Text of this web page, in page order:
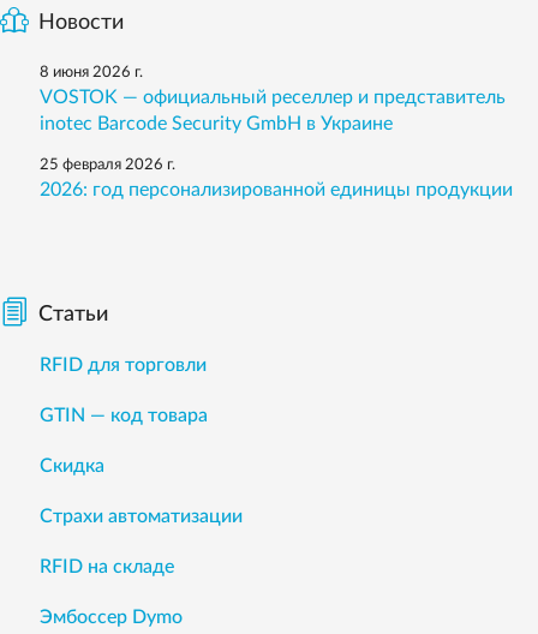
Новости
8 июня 2026 г.
VOSTOK — официальный реселлер и представитель
inotec Barcode Security GmbH в Украине
25 февраля 2026 г.
2026: год персонализированной единицы продукции
Статьи
RFID для торговли
GTIN — код товара
Скидка
Страхи автоматизации
RFID на складе
Эмбоссер Dymo